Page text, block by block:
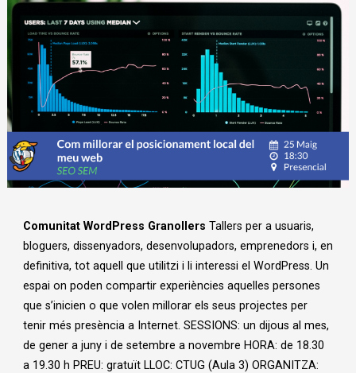
Comunitat WordPress Granollers Tallers per a usuaris,
bloguers, dissenyadors, desenvolupadors, emprenedors i, en
definitiva, tot aquell que utilitzi i li interessi el WordPress. Un
espai on poden compartir experiències aquelles persones
que s’inicien o que volen millorar els seus projectes per
tenir més presència a Internet. SESSIONS: un dijous al mes,
de gener a juny i de setembre a novembre HORA: de 18.30
a 19.30 h PREU: gratuït LLOC: CTUG (Aula 3) ORGANITZA: